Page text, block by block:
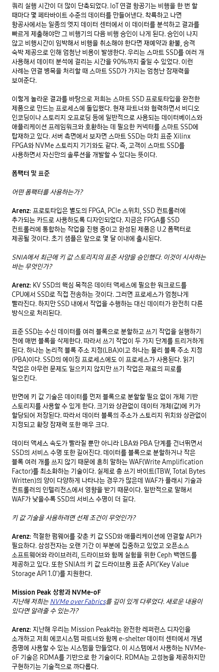
쿼리 실행 시간이 더 많이 단축되었다. IoT 연결 항공기는 비행을 한 번 할
때마다 몇 페타바이트 수준의 데이터를 만들어낸다. 착륙하고 나면
항공사에서는 일종의 엣지 데이터 센터에서 이 데이터를 분석하고 결과를
빠르게 제출해야만 그 비행기의 다음 비행 승인이 나게 된다. 승인이 나지
않고 비행시간이 임박해서 비행을 취소해야 한다면 재예약과 환불, 승객
숙박 제공으로 인해 엄청난 비용이 발생한다. 우리는 스마트 SSD를 여러 개
사용해서 데이터 분석에 걸리는 시간을 90%까지 줄일 수 있었다. 이런
사례는 연결 병목을 처리할 때 스마트 SSD가 가지는 엄청난 잠재력을
보여준다.
이렇게 놀라운 결과를 바탕으로 저희는 스마트 SSD 프로토타입을 완전한
제품으로 만드는 프로세스에 돌입했다. 현재 파트너와 협력하면서 비디오
인코딩이나 스토리지 오프로딩 등에 일반적으로 사용되는 데이터베이스와
애플리케이션 프레임워크와 호환하는 데 필요한 커넥터를 스마트 SSD에
탑재하고 있다. 서버 측면에서 보자면 스마트 SSD는 마치 표준 Xilinx
FPGA와 NVMe 스토리지 기기와도 같다. 즉, 고객이 스마트 SSD를
사용하면서 자신만의 솔루션을 개발할 수 있다는 뜻이다.
폼팩터 및 표준
어떤 폼팩터를 사용하는가?
Arenz: 프로토타입은 별도의 FPGA, PCIe 스위치, SSD 컨트롤러에
추가되는 카드로 사용하도록 디자인되었다. 지금은 FPGA를 SSD
컨트롤러에 통합하는 작업을 진행 중이고 완성된 제품은 U.2 폼팩터로
제공될 것이다. 초기 샘플은 앞으로 몇 달 이내에 출시된다.
SNIA에서 최근에 키 값 스토리지의 표준 사양을 승인했다. 이것이 시사하는
바는 무엇인가?
Arenz: KV SSD의 핵심 목적은 데이터 액세스에 필요한 워크로드를
CPU에서 SSD로 직접 전송하는 것이다. 그러면 프로세스가 엄청나게
빨라진다. 하지만 SSD 내에서 작업을 수행하는 대신 데이터가 완전히 다른
방식으로 처리된다.
표준 SSD는 수신 데이터를 여러 블록으로 분할하고 쓰기 작업을 실행하기
전에 매번 블록을 삭제한다. 따라서 쓰기 작업이 두 가지 단계를 트리거하게
된다. 하나는 논리적 블록 주소 지정(LBA)이고 하나는 물리 블록 주소 지정
(PBA)이다. SSD의 에이징 프로세스에도 이 프로세스가 사용된다. 읽기
작업은 아무런 문제도 일으키지 않지만 쓰기 작업은 재료의 피로를
일으킨다.
반면에 키 값 기술은 데이터를 먼저 블록으로 분할할 필요 없이 개체 기반
스토리지를 사용할 수 있게 한다. 크기와 상관없이 데이터 개체(값)에 키가
할당되어 저장된다. 따라서 데이터 블록의 주소가 스토리지 위치와 상관없이
지정되고 확장 잠재력 또한 매우 크다.
데이터 액세스 속도가 빨라질 뿐만 아니라 LBA와 PBA 단계를 건너뛰면서
SSD의 서비스 수명 또한 길어진다. 데이터를 블록으로 분할하거나 작은
블록 여러 개를 쓰지 않기 때문에 흔히 말하는 WAF(Write Amplification
Factor)를 최소화하는 기술이다. 실제로 총 쓰기 바이트(TBW, Total Bytes
Written)의 양이 다양하게 나타나는 경우가 많은데 WAF가 플래시 기술과
컨트롤러의 인텔리전스에서 영향을 받기 때문이다. 일반적으로 말해서
WAF가 낮을수록 SSD의 서비스 수명이 더 길다.
키 값 기술을 사용하려면 선제 조건이 무엇인가?
Arenz: 적절한 펌웨어를 갖춘 키 값 SSD와 애플리케이션에 연결할 API가
필요하다. 삼성전자는 오랜 기간 이 부분에 집중하고 있었고 오픈소스
소프트웨어와 라이브러리, 드라이브와 함께 실험을 위한 Ceph 백엔드를
제공하고 있다. 또한 SNIA의 키 값 드라이브용 표준 API(‘Key Value
Storage API 1.0’)를 지원한다.
Mission Peak 상황과 NVMe-oF
지난해 저희는 NVMe over Fabrics를 깊이 있게 다루었다. 새로운 내용이
있다면 알려줄 수 있는가?
Arenz: 지난해 우리는 Mission Peak라는 완전한 레퍼런스 디자인을
소개하고 저희 에코시스템 파트너와 함께 e-shelter 데이터 센터에서 개념
증명에 사용할 수 있는 시스템을 만들었다. 이 시스템에서 사용하는 NVMe-
oF 기술은 RDMA를 기반으로 한 기술이다. RDMA는 고성능을 제공하지만
구현하기는 기술적으로 까다롭다.